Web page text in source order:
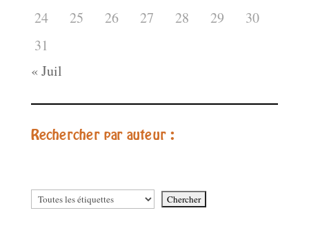
24
25 26 27 28 29
30
31
« Juil
Rechercher par auteur :